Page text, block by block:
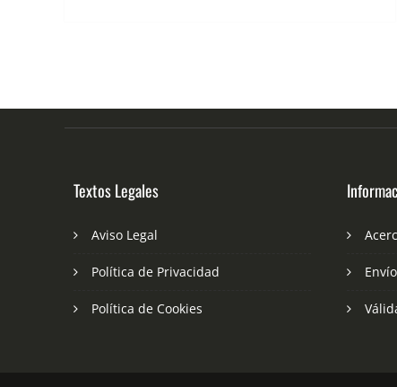
Textos Legales
Aviso Legal
Política de Privacidad
Política de Cookies